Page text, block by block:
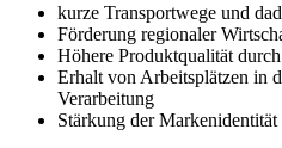
kurze Transportwege und
Förderung regionaler
Höhere Produktqualität
Erhalt von Arbeitsplätzen in
Verarbeitung
Stärkung der